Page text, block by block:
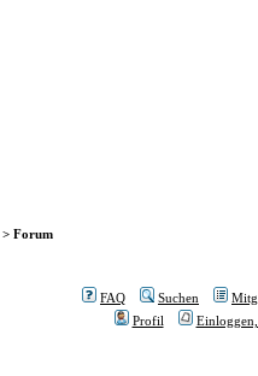
> Forum
FAQ Suchen
Profil